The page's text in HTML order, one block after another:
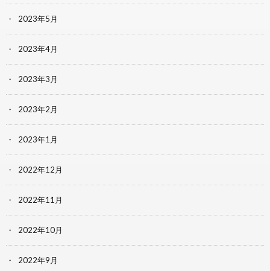
2023年5月
2023年4月
2023年3月
2023年2月
2023年1月
2022年12月
2022年11月
2022年10月
2022年9月